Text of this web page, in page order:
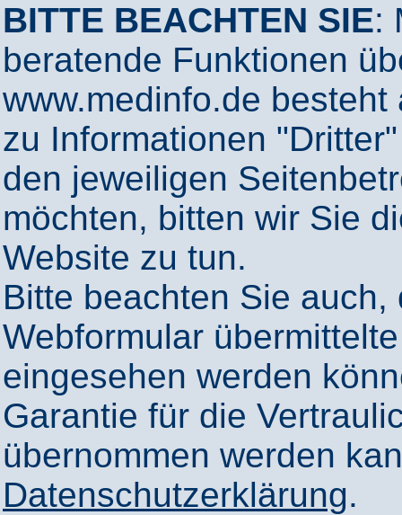
BITTE BEACHTEN SIE:
beratende Funktionen
www.medinfo.de
zu Informationen
den jeweiligen
möchten, bitten wir Sie
Website zu tun.
Bitte beachten Sie
Webformular
eingesehen werden
Garantie für die
übernommen werden
Datenschutzerklärung.